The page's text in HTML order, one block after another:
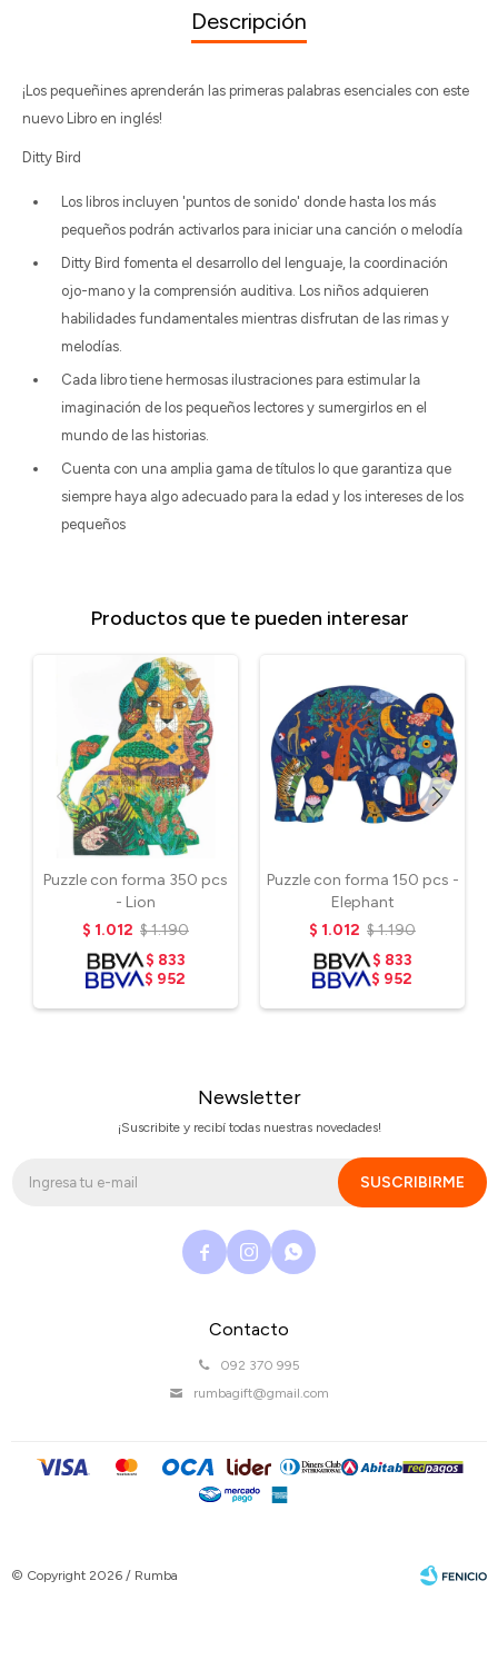
Descripción
¡Los pequeñines aprenderán las primeras palabras esenciales con este
nuevo Libro en inglés!
Ditty Bird
Los libros incluyen 'puntos de sonido' donde hasta los más
pequeños podrán activarlos para iniciar una canción o melodía
Ditty Bird fomenta el desarrollo del lenguaje, la coordinación
ojo-mano y la comprensión auditiva. Los niños adquieren
habilidades fundamentales mientras disfrutan de las rimas y
melodías.
Cada libro tiene hermosas ilustraciones para estimular la
imaginación de los pequeños lectores y sumergirlos en el
mundo de las historias.
Cuenta con una amplia gama de títulos lo que garantiza que
siempre haya algo adecuado para la edad y los intereses de los
pequeños
Productos que te pueden interesar
Puzzle con forma 350 pcs
- Lion
$ 1.012 $1.190
$ 833
$ 952
Puzzle con forma 150 pcs -
Elephant
$ 1.012 $1.190
$ 833
$ 952
Contacto
092 370 995
rumbagift@gmail.com
Newsletter
¡Suscribite y recibí todas nuestras novedades!
SUSCRIBIRME
  
© Copyright 2026 / Rumba